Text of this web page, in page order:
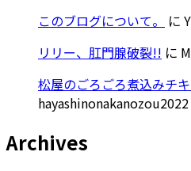
このブログについて。
に
リリー、肛門腺破裂!! に
松屋のごろごろ煮込みチ
hayashinonakanozou2022
Archives